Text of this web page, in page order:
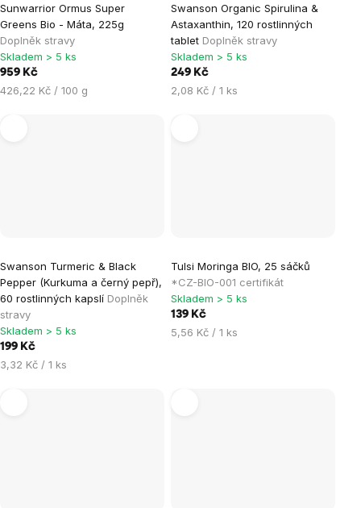
Sunwarrior Ormus Super
Greens Bio - Máta, 225g
Doplněk stravy
Skladem > 5 ks
959 Kč
Měrná
426,22 Kč / 100 g
Swanson Organic Spirulina &
Astaxanthin, 120 rostlinných
tablet Doplněk stravy
Skladem > 5 ks
249 Kč
Měrná
2,08 Kč / 1 ks
Swanson Turmeric & Black
Pepper (Kurkuma a černý pepř),
60 rostlinných kapslí Doplněk
stravy
Skladem > 5 ks
199 Kč
Měrná
3,32 Kč / 1 ks
Tulsi Moringa BIO, 25 sáčků
*CZ-BIO-001 certifikát
Skladem > 5 ks
139 Kč
Měrná
5,56 Kč / 1 ks